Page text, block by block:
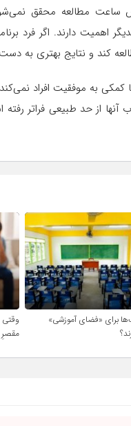
ساعت مطالعه محقق
اهمیت دارند. اگر فرد
کند و نتایج بهتری به
به موفقیت افراد
آنها از حد طبیعی فراتر
برای «فضای آموزشی»
وقتی
مقصرِ